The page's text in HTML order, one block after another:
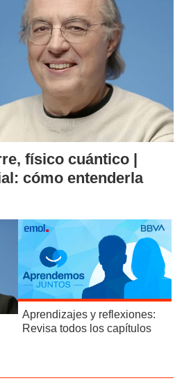
físico cuántico |
cómo entenderla
Aprendizajes y reflexiones:
Revisa todos los capítulos